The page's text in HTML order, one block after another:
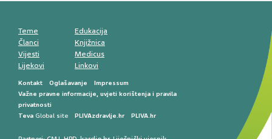
Teme
Članci
Vijesti
Lijekovi
Edukacija
Knjižnica
Medicus
Linkovi
Kontakt Oglašavanje
Impressum
Važne pravne informacije, uvjeti korištenja i pravila
privatnosti
Teva Global site PLIVAzdravlje.hr PLIVA.hr